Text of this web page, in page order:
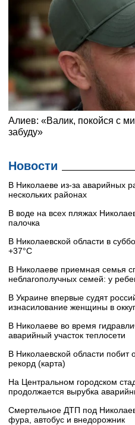
Новости
В Николаеве из-за аварийных
нескольких районах
В воде на всех пляжах
палочка
В Николаевской области в
+37°C
В Николаеве приемная семья
неблагополучных семей: у
В Украине впервые судят
изнасилование женщины в
В Николаеве во время
аварийный участок теплосети
В Николаевской области побит
рекорд (карта)
На Центральном городском
продолжается вырубка
Смертельное ДТП под
фура, автобус и внедорожник